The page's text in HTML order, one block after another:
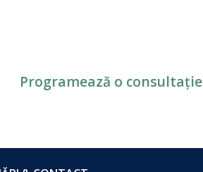
Programează o consultație